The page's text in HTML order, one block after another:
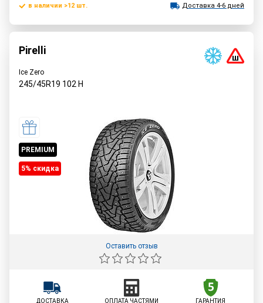
в наличии >12 шт. Доставка 4-6 дней
Pirelli
Ice Zero
245/45R19 102 H
PREMIUM
5% cкидка
Оставить отзыв
ДОСТАВКА ОПЛАТА ЧАСТЯМИ ГАРАНТИЯ